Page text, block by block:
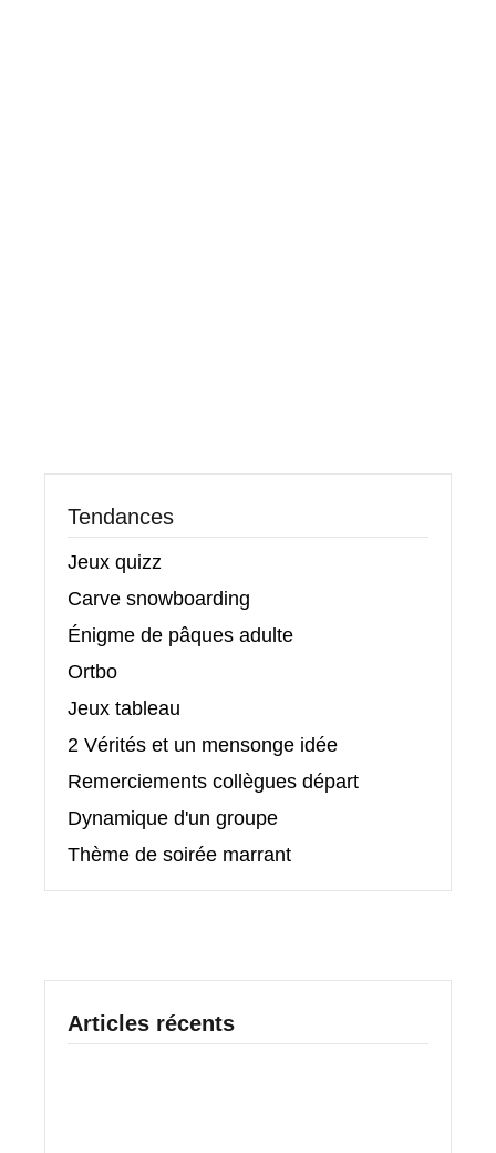
Tendances
Jeux quizz
Carve snowboarding
Énigme de pâques adulte
Ortbo
Jeux tableau
2 Vérités et un mensonge idée
Remerciements collègues départ
Dynamique d'un groupe
Thème de soirée marrant
Articles récents